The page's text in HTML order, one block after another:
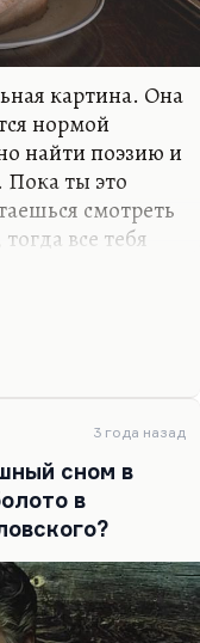
картина. Она
нормой
найти поэзию и
ты это
смотреть
все тебя
Это
один из двух
кажется,
— такой
наиболее
3 года назад
сном в
в